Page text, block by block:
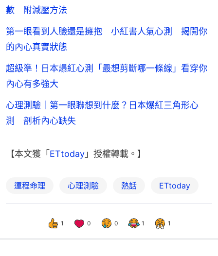
數 附減壓方法
第一眼看到人臉還是擁抱 小紅書人氣心測 揭開你
的內心真實狀態
超級準！日本爆紅心測「最想剪斷哪一條線」看穿你
內心有多強大
心理測驗｜第一眼聯想到什麼？日本爆紅三角形心
測 剖析內心缺失
【本文獲「ETtoday 」授權轉載。】
運程命理 心理測驗 熱話 ETtoday
1 0 0 1 1